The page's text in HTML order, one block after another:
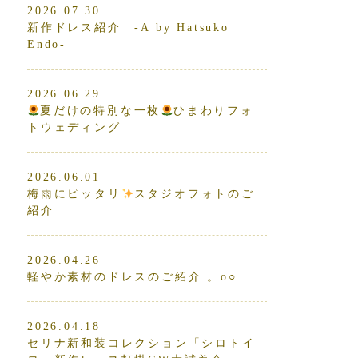
2026.07.30
新作ドレス紹介 -A by Hatsuko
Endo-
2026.06.29
夏だけの特別な一枚
ひまわりフォ
トウェディング
2026.06.01
梅雨にピッタリ
スタジオフォトのご
紹介
2026.04.26
軽やか素材のドレスのご紹介.。o○
2026.04.18
セリナ新和装コレクション「シロトイ